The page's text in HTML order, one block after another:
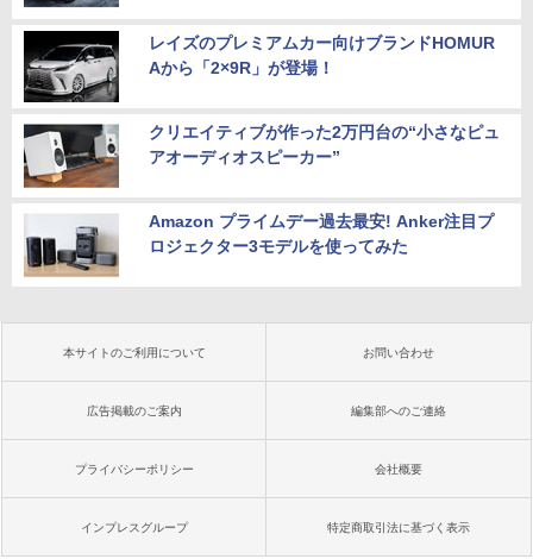
レイズのプレミアムカー向けブランドHOMUR
Aから「2×9R」が登場！
クリエイティブが作った2万円台の“小さなピュ
アオーディオスピーカー”
Amazon プライムデー過去最安! Anker注目プ
ロジェクター3モデルを使ってみた
本サイトのご利用について お問い合わせ
広告掲載のご案内 編集部へのご連絡
プライバシーポリシー 会社概要
インプレスグループ 特定商取引法に基づく表示